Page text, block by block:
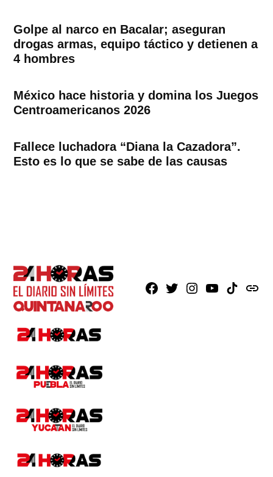
Golpe al narco en Bacalar; aseguran
drogas armas, equipo táctico y detienen a
4 hombres
México hace historia y domina los Juegos
Centroamericanos 2026
Fallece luchadora “Diana la Cazadora”.
Esto es lo que se sabe de las causas
Facebook
X Instagram
YoutubeTikTokissuu